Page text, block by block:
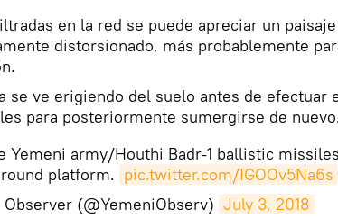
en la red se puede apreciar un paisaje
distorsionado, más probablemente
se ve erigiendo del suelo antes de efectuar
para posteriormente sumergirse de
Yemeni army/Houthi Badr-1 ballistic
platform. pic.twitter.com/IGOOv5Na6s
(@YemeniObserv) July 3, 2018